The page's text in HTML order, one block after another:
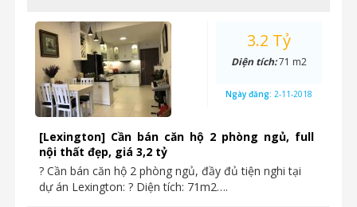
[Lexington] Cần bán căn hộ 2 phòng ngủ, full
nội thất đẹp, giá 3,2 tỷ
? Cần bán căn hộ 2 phòng ngủ, đầy đủ tiện nghi tại
dự án Lexington: ? Diện tích: 71m2….
3.2 Tỷ
Diện tích:71 m2
Ngày đăng: 2-11-2018